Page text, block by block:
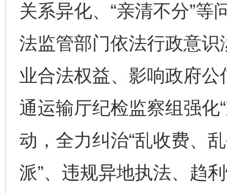
关系异化、“亲清不分”
法监管部门依法行政意
业合法权益、影响政府
通运输厅纪检监察组强化
动，全力纠治“乱收费、
派”、违规异地执法、趋